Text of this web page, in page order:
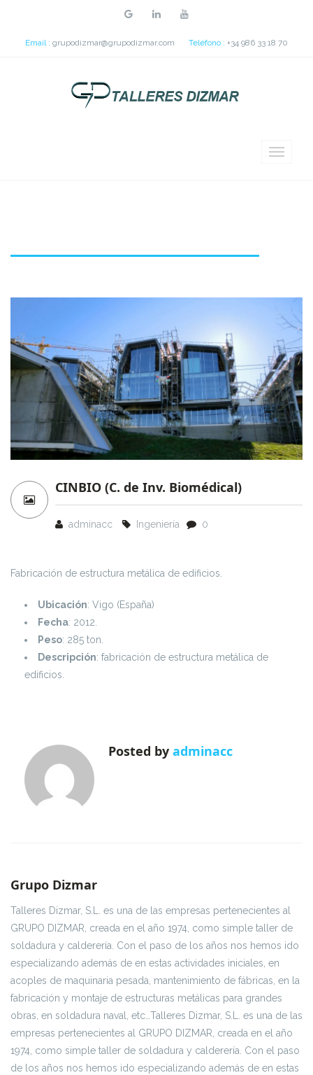
Email : grupodizmar@grupodizmar.com Teléfono : +34 986 33 18 70
CINBIO (C. de Inv. Biomédical)
adminacc Ingeniería 0
Fabricación de estructura metálica de edificios.
Ubicación: Vigo (España)
Fecha: 2012.
Peso: 285 ton.
Descripción: fabricación de estructura metálica de
edificios.
Posted by adminacc
Grupo Dizmar
Talleres Dizmar, S.L. es una de las empresas pertenecientes al
GRUPO DIZMAR, creada en el año 1974, como simple taller de
soldadura y calderería. Con el paso de los años nos hemos ido
especializando además de en estas actividades iniciales, en
acoples de maquinaria pesada, mantenimiento de fábricas, en la
fabricación y montaje de estructuras metálicas para grandes
obras, en soldadura naval, etc…Talleres Dizmar, S.L. es una de las
empresas pertenecientes al GRUPO DIZMAR, creada en el año
1974, como simple taller de soldadura y calderería. Con el paso
de los años nos hemos ido especializando además de en estas